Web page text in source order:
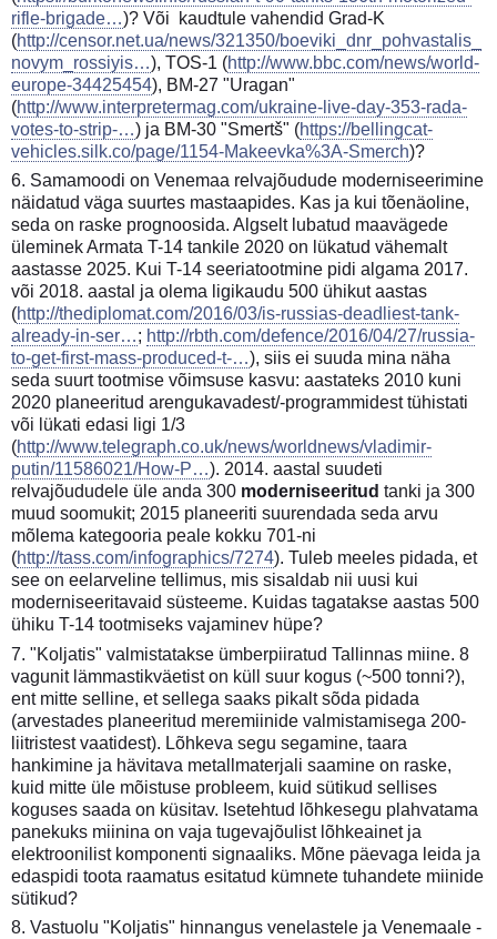
rifle-brigade…)? Või kaudtule vahendid Grad-K
(http://censor.net.ua/news/321350/boeviki_dnr_pohvastalis_
novym_rossiyis…), TOS-1 (http://www.bbc.com/news/world-
europe-34425454), BM-27 "Uragan"
(http://www.interpretermag.com/ukraine-live-day-353-rada-
votes-to-strip-…) ja BM-30 "Smertš" (https://bellingcat-
vehicles.silk.co/page/1154-Makeevka%3A-Smerch)?
6. Samamoodi on Venemaa relvajõudude moderniseerimine
näidatud väga suurtes mastaapides. Kas ja kui tõenäoline,
seda on raske prognoosida. Algselt lubatud maavägede
üleminek Armata T-14 tankile 2020 on lükatud vähemalt
aastasse 2025. Kui T-14 seeriatootmine pidi algama 2017.
või 2018. aastal ja olema ligikaudu 500 ühikut aastas
(http://thediplomat.com/2016/03/is-russias-deadliest-tank-
already-in-ser…; http://rbth.com/defence/2016/04/27/russia-
to-get-first-mass-produced-t-…), siis ei suuda mina näha
seda suurt tootmise võimsuse kasvu: aastateks 2010 kuni
2020 planeeritud arengukavadest/-programmidest tühistati
või lükati edasi ligi 1/3
(http://www.telegraph.co.uk/news/worldnews/vladimir-
putin/11586021/How-P…). 2014. aastal suudeti
relvajõududele üle anda 300 moderniseeritud tanki ja 300
muud soomukit; 2015 planeeriti suurendada seda arvu
mõlema kategooria peale kokku 701-ni
(http://tass.com/infographics/7274). Tuleb meeles pidada, et
see on eelarveline tellimus, mis sisaldab nii uusi kui
moderniseeritavaid süsteeme. Kuidas tagatakse aastas 500
ühiku T-14 tootmiseks vajaminev hüpe?
7. "Koljatis" valmistatakse ümberpiiratud Tallinnas miine. 8
vagunit lämmastikväetist on küll suur kogus (~500 tonni?),
ent mitte selline, et sellega saaks pikalt sõda pidada
(arvestades planeeritud meremiinide valmistamisega 200-
liitristest vaatidest). Lõhkeva segu segamine, taara
hankimine ja hävitava metallmaterjali saamine on raske,
kuid mitte üle mõistuse probleem, kuid sütikud sellises
koguses saada on küsitav. Isetehtud lõhkesegu plahvatama
panekuks miinina on vaja tugevajõulist lõhkeainet ja
elektroonilist komponenti signaaliks. Mõne päevaga leida ja
edaspidi toota raamatus esitatud kümnete tuhandete miinide
sütikud?
8. Vastuolu "Koljatis" hinnangus venelastele ja Venemaale -